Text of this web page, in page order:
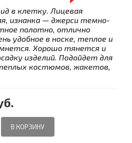
в клетку. Лицевая
изнанка — джерси темно-
полотно, отлично
удобное в носке, теплое и
Хорошо тянется и
изделий. Подойдет для
костюмов, жакетов,